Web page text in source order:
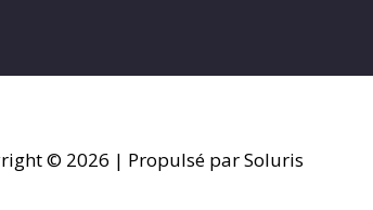
© 2026 | Propulsé par Soluris